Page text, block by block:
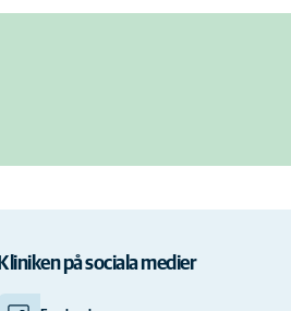
Kliniken på sociala medier